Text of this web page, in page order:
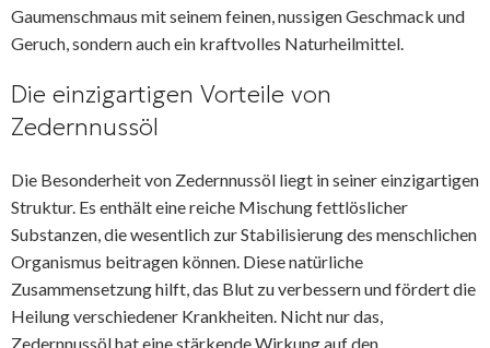
Gaumenschmaus mit seinem feinen, nussigen Geschmack und
Geruch, sondern auch ein kraftvolles Naturheilmittel.
Die einzigartigen Vorteile von
Zedernnussöl
Die Besonderheit von Zedernnussöl liegt in seiner einzigartigen
Struktur. Es enthält eine reiche Mischung fettlöslicher
Substanzen, die wesentlich zur Stabilisierung des menschlichen
Organismus beitragen können. Diese natürliche
Zusammensetzung hilft, das Blut zu verbessern und fördert die
Heilung verschiedener Krankheiten. Nicht nur das,
Zedernnussöl hat eine stärkende Wirkung auf den